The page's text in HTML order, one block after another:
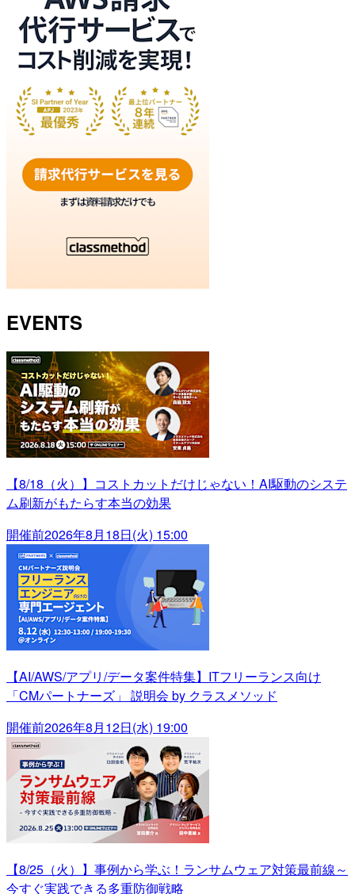
EVENTS
【8/18（火）】コストカットだけじゃない！AI駆動のシステ
ム刷新がもたらす本当の効果
開催前2026年8月18日(火) 15:00
【AI/AWS/アプリ/データ案件特集】ITフリーランス向け
「CMパートナーズ」 説明会 by クラスメソッド
開催前2026年8月12日(水) 19:00
【8/25（火）】事例から学ぶ！ランサムウェア対策最前線～
今すぐ実践できる多重防御戦略